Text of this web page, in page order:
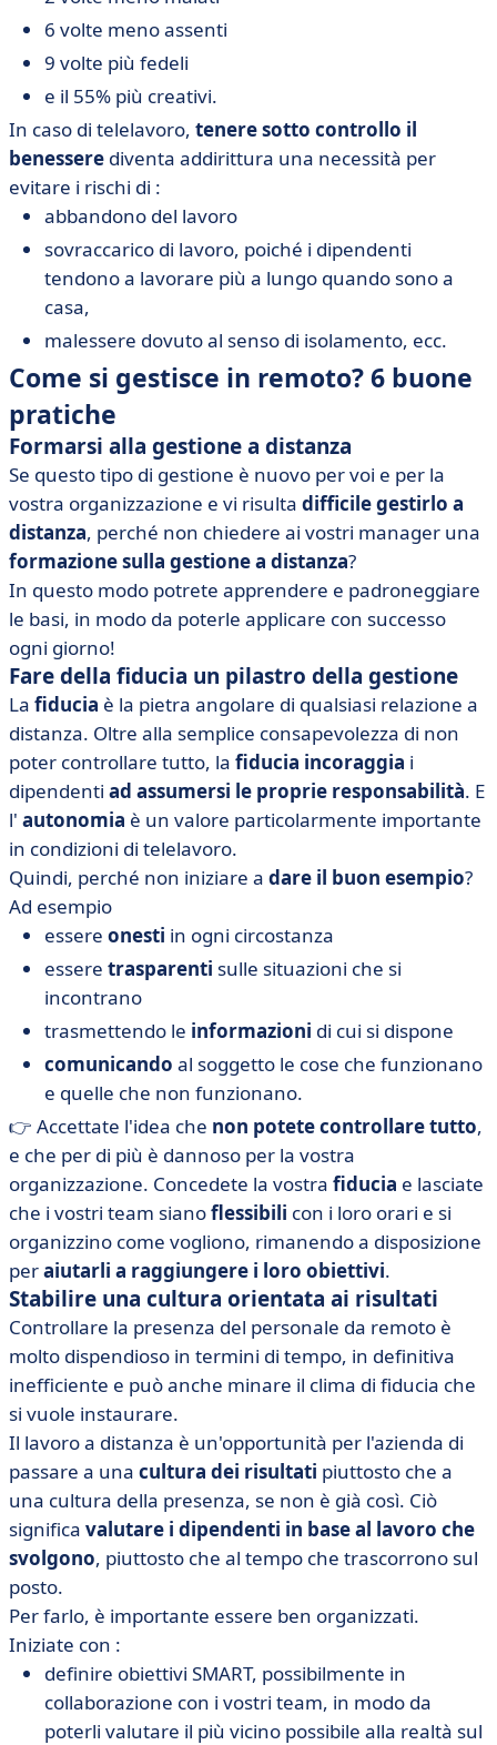
6 volte meno assenti
9 volte più fedeli
e il 55% più creativi.
In caso di telelavoro, tenere sotto controllo il
benessere diventa addirittura una necessità per
evitare i rischi di :
abbandono del lavoro
sovraccarico di lavoro, poiché i dipendenti
tendono a lavorare più a lungo quando sono a
casa,
malessere dovuto al senso di isolamento, ecc.
Come si gestisce in remoto? 6 buone
pratiche
Formarsi alla gestione a distanza
Se questo tipo di gestione è nuovo per voi e per la
vostra organizzazione e vi risulta difficile gestirlo a
distanza, perché non chiedere ai vostri manager una
formazione sulla gestione a distanza?
In questo modo potrete apprendere e padroneggiare
le basi, in modo da poterle applicare con successo
ogni giorno!
Fare della fiducia un pilastro della gestione
La fiducia è la pietra angolare di qualsiasi relazione a
distanza. Oltre alla semplice consapevolezza di non
poter controllare tutto, la fiducia incoraggia i
dipendenti ad assumersi le proprie responsabilità. E
l' autonomia è un valore particolarmente importante
in condizioni di telelavoro.
Quindi, perché non iniziare a dare il buon esempio?
Ad esempio
essere onesti in ogni circostanza
essere trasparenti sulle situazioni che si
incontrano
trasmettendo le informazioni di cui si dispone
comunicando al soggetto le cose che funzionano
e quelle che non funzionano.
👉 Accettate l'idea che non potete controllare tutto,
e che per di più è dannoso per la vostra
organizzazione. Concedete la vostra fiducia e lasciate
che i vostri team sianoflessibili con i loro orari e si
organizzino come vogliono, rimanendo a disposizione
peraiutarli a raggiungere i loro obiettivi.
Stabilire una cultura orientata ai risultati
Controllare la presenza del personale da remoto è
molto dispendioso in termini di tempo, in definitiva
inefficiente e può anche minare il clima di fiducia che
si vuole instaurare.
Il lavoro a distanza è un'opportunità per l'azienda di
passare a una cultura dei risultati piuttosto che a
una cultura della presenza, se non è già così. Ciò
significa valutare i dipendenti in base al lavoro che
svolgono, piuttosto che al tempo che trascorrono sul
posto.
Per farlo, è importante essere ben organizzati.
Iniziate con :
definire obiettivi SMART, possibilmente in
collaborazione con i vostri team, in modo da
poterli valutare il più vicino possibile alla realtà sul